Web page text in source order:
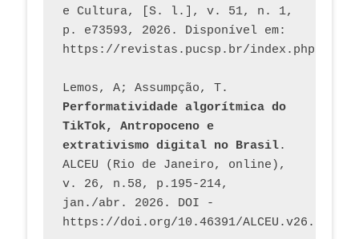
e Cultura, [S. l.], v. 51, n. 1,
p. e73593, 2026. Disponível em:
Performatividade algorítmica do
TikTok, Antropoceno e
extrativismo digital no Brasil.
ALCEU (Rio de Janeiro, online),
v. 26, n.58, p.195-214,
jan./abr. 2026. DOI -
https://doi.org/10.46391/